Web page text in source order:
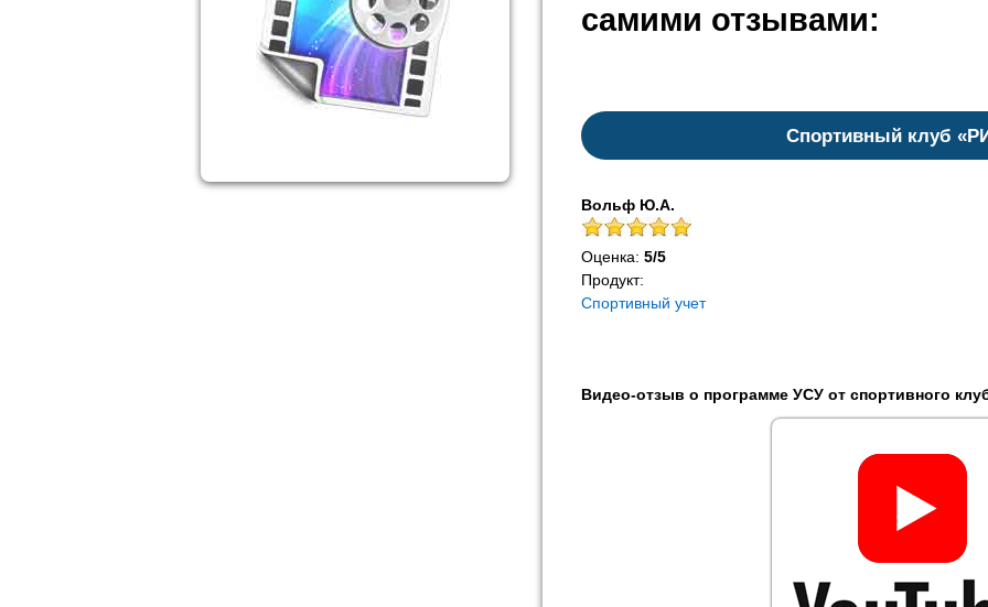
самими отзывами:
Спортивный клуб
Вольф Ю.А.
Оценка: 5/5
Продукт:
Спортивный учет
Видео-отзыв о программе УСУ от спортивного